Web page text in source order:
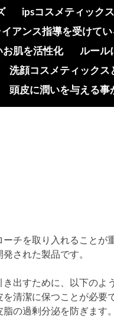
ipsコスメティック
アンス指導を受けて
お肌を活性化
ルール
洗顔コスメティックス
頭皮に潤いを与える事
チを取り入れることが
された製品です。
き出すために、以下の
を清潔に保つことが必
脂の過剰分泌を防ぎます